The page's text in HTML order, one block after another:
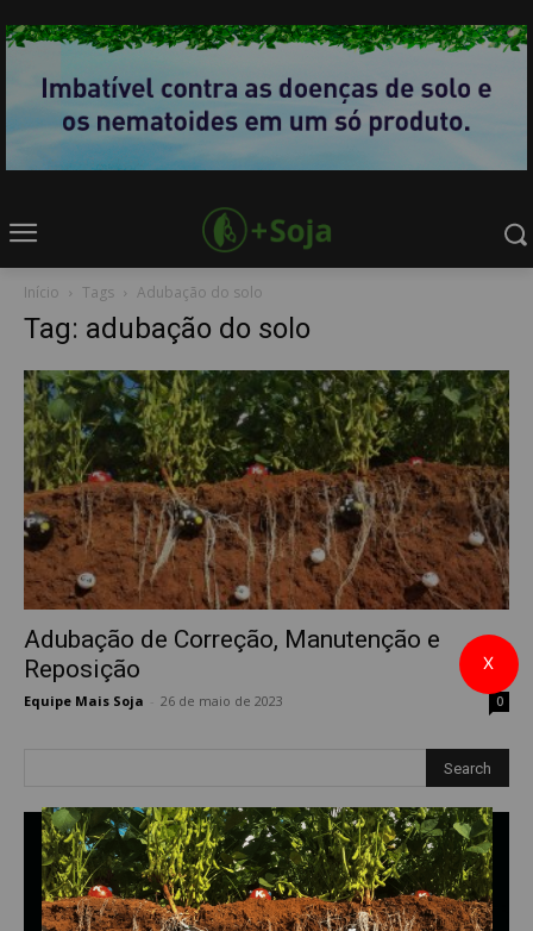
Início Tags Adubação do solo
Tag: adubação do solo
Adubação de Correção, Manutenção e
Reposição
Equipe Mais Soja 26 de maio de 2023 0
X